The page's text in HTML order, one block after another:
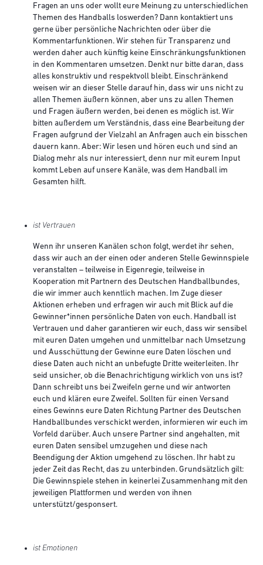
Fragen an uns oder wollt eure Meinung zu unterschiedlichen
Themen des Handballs loswerden? Dann kontaktiert uns
gerne über persönliche Nachrichten oder über die
Kommentarfunktionen. Wir stehen für Transparenz und
werden daher auch künftig keine Einschränkungsfunktionen
in den Kommentaren umsetzen. Denkt nur bitte daran, dass
alles konstruktiv und respektvoll bleibt. Einschränkend
weisen wir an dieser Stelle darauf hin, dass wir uns nicht zu
allen Themen äußern können, aber uns zu allen Themen
und Fragen äußern werden, bei denen es möglich ist. Wir
bitten außerdem um Verständnis, dass eine Bearbeitung der
Fragen aufgrund der Vielzahl an Anfragen auch ein bisschen
dauern kann. Aber: Wir lesen und hören euch und sind an
Dialog mehr als nur interessiert, denn nur mit eurem Input
kommt Leben auf unsere Kanäle, was dem Handball im
Gesamten hilft.
ist Vertrauen
Wenn ihr unseren Kanälen schon folgt, werdet ihr sehen,
dass wir auch an der einen oder anderen Stelle Gewinnspiele
veranstalten – teilweise in Eigenregie, teilweise in
Kooperation mit Partnern des Deutschen Handballbundes,
die wir immer auch kenntlich machen. Im Zuge dieser
Aktionen erheben und erfragen wir auch mit Blick auf die
Gewinner*innen persönliche Daten von euch. Handball ist
Vertrauen und daher garantieren wir euch, dass wir sensibel
mit euren Daten umgehen und unmittelbar nach Umsetzung
und Ausschüttung der Gewinne eure Daten löschen und
diese Daten auch nicht an unbefugte Dritte weiterleiten. Ihr
seid unsicher, ob die Benachrichtigung wirklich von uns ist?
Dann schreibt uns bei Zweifeln gerne und wir antworten
euch und klären eure Zweifel. Sollten für einen Versand
eines Gewinns eure Daten Richtung Partner des Deutschen
Handballbundes verschickt werden, informieren wir euch im
Vorfeld darüber. Auch unsere Partner sind angehalten, mit
euren Daten sensibel umzugehen und diese nach
Beendigung der Aktion umgehend zu löschen. Ihr habt zu
jeder Zeit das Recht, das zu unterbinden. Grundsätzlich gilt:
Die Gewinnspiele stehen in keinerlei Zusammenhang mit den
jeweiligen Plattformen und werden von ihnen
unterstützt/gesponsert.
ist Emotionen